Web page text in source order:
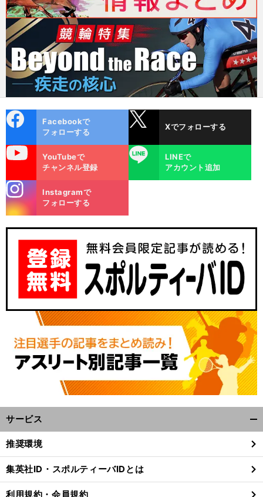
ok
Facebookで
フォローする
Xでフォローする
YouTubeで
チャンネル登録
LINE
LINEで
アカウント追加
m
Instagramで
フォローする
サービス
閉
る
推奨環境
集英社ID・スポルティーバIDとは
利用規約・会員規約